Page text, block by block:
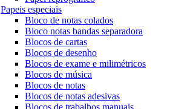
Papeis especiais
Bloco de notas colados
Bloco notas bandas separadora
Blocos de cartas
Blocos de desenho
Blocos de exame e milimétricos
Blocos de música
Blocos de notas
Blocos de notas adesivas
Blocos de trabalhos manuais